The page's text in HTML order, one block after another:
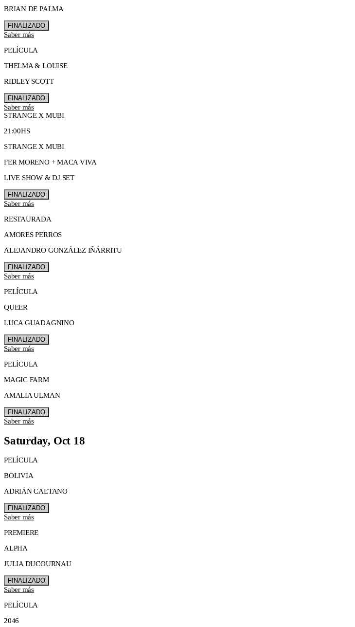
BRIAN DE PALMA
FINALIZADO
Saber más
PELÍCULA
THELMA & LOUISE
RIDLEY SCOTT
FINALIZADO
Saber más
STRANGE X MUBI
21:00HS
STRANGE X MUBI
FER MORENO + MACA VIVA
LIVE SHOW & DJ SET
FINALIZADO
Saber más
RESTAURADA
AMORES PERROS
ALEJANDRO GONZÁLEZ IÑÁRRITU
FINALIZADO
Saber más
PELÍCULA
QUEER
LUCA GUADAGNINO
FINALIZADO
Saber más
PELÍCULA
MAGIC FARM
AMALIA ULMAN
FINALIZADO
Saber más
Saturday, Oct 18
PELÍCULA
BOLIVIA
ADRIÁN CAETANO
FINALIZADO
Saber más
PREMIERE
ALPHA
JULIA DUCOURNAU
FINALIZADO
Saber más
PELÍCULA
2046